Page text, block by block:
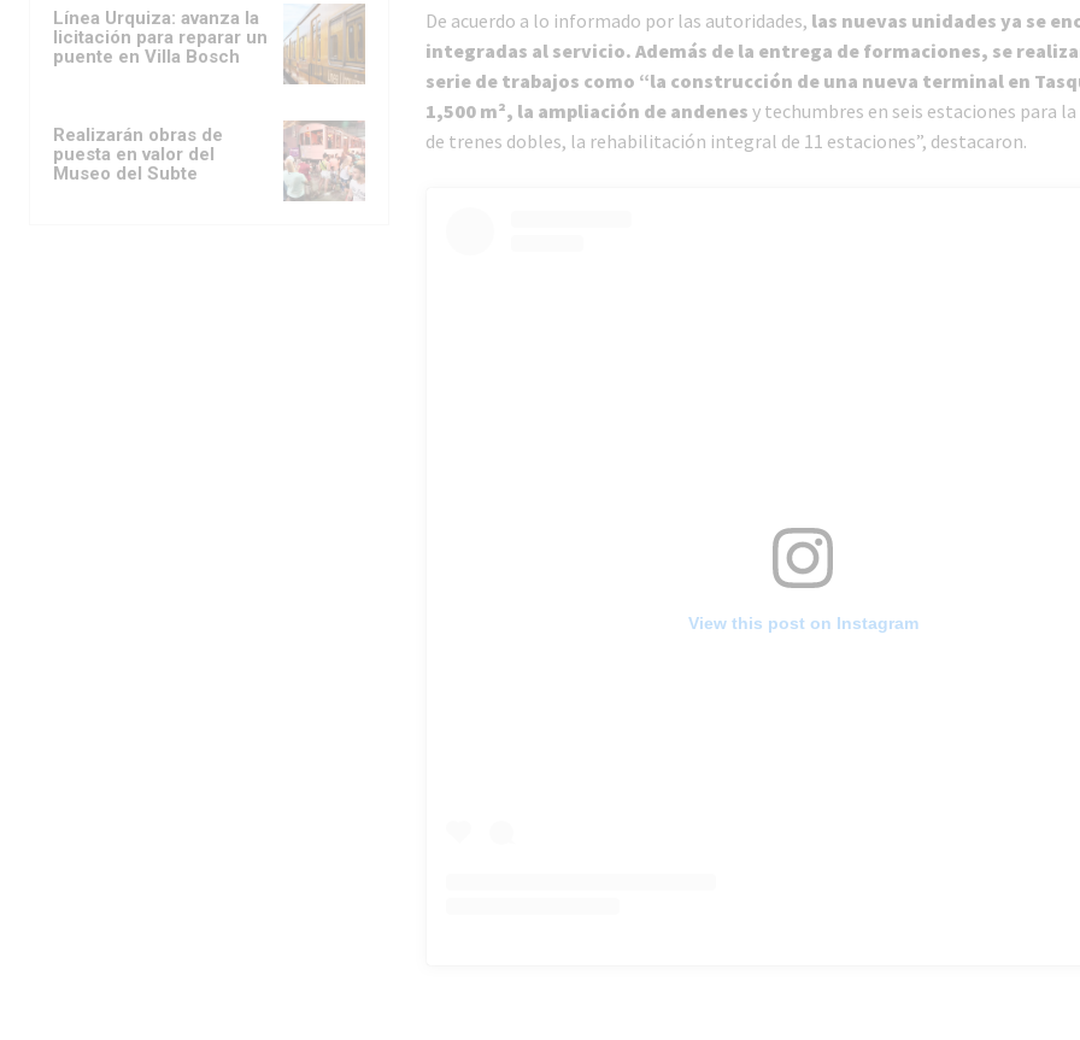
Línea Urquiza: avanza la
licitación para reparar un
puente en Villa Bosch
Realizarán obras de
puesta en valor del
Museo del Subte
De acuerdo a lo informado por las autoridades, las nuevas unidades ya se
integradas al servicio. Además de la entrega de formaciones, se
serie de trabajos como “la construcción de una nueva terminal en
1,500 m², la ampliación de andenes y techumbres en seis estaciones para
de trenes dobles, la rehabilitación integral de 11 estaciones”, destacaron.
View this post on Instagram